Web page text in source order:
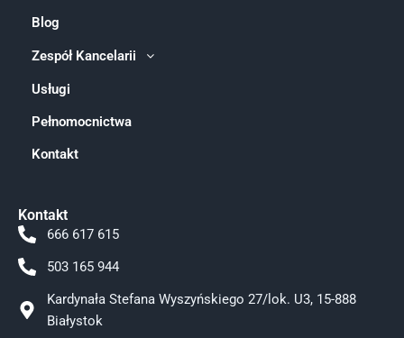
Blog
Zespół Kancelarii
Usługi
Pełnomocnictwa
Kontakt
Kontakt
666 617 615
503 165 944
Kardynała Stefana Wyszyńskiego 27/lok. U3, 15-888
Białystok